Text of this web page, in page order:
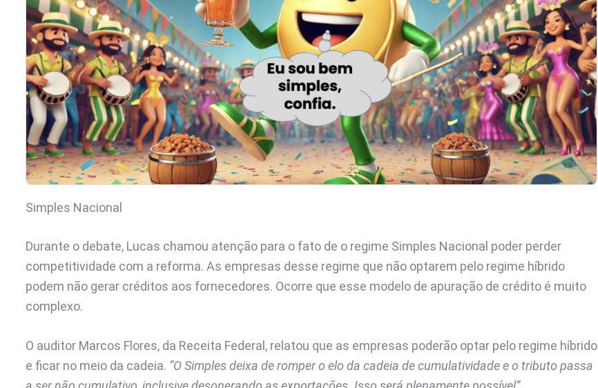
Simples Nacional
Durante o debate, Lucas chamou atenção para o fato de o regime Simples Nacional poder perder
competitividade com a reforma. As empresas desse regime que não optarem pelo regime híbrido
podem não gerar créditos aos fornecedores. Ocorre que esse modelo de apuração de crédito é muito
complexo.
O auditor Marcos Flores, da Receita Federal, relatou que as empresas poderão optar pelo regime híbrido
e ficar no meio da cadeia. “O Simples deixa de romper o elo da cadeia de cumulatividade e o tributo passa